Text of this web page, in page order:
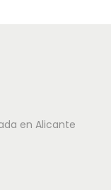
transmite
en Alicante